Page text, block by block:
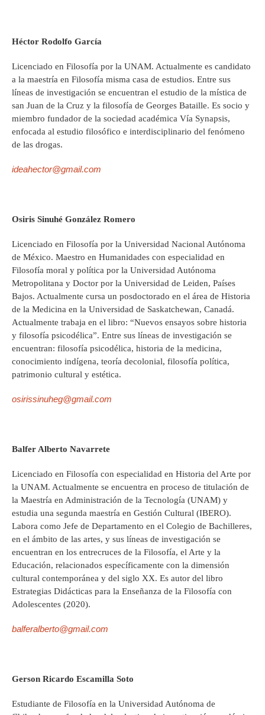
Héctor Rodolfo García
Licenciado en Filosofía por la UNAM. Actualmente es candidato
a la maestría en Filosofía misma casa de estudios. Entre sus
líneas de investigación se encuentran el estudio de la mística de
san Juan de la Cruz y la filosofía de Georges Bataille. Es socio y
miembro fundador de la sociedad académica Vía Synapsis,
enfocada al estudio filosófico e interdisciplinario del fenómeno
de las drogas.
ideahector@gmail.com
Osiris Sinuhé González Romero
Licenciado en Filosofía por la Universidad Nacional Autónoma
de México. Maestro en Humanidades con especialidad en
Filosofía moral y política por la Universidad Autónoma
Metropolitana y Doctor por la Universidad de Leiden, Países
Bajos. Actualmente cursa un posdoctorado en el área de Historia
de la Medicina en la Universidad de Saskatchewan, Canadá.
Actualmente trabaja en el libro: “Nuevos ensayos sobre historia
y filosofía psicodélica”. Entre sus líneas de investigación se
encuentran: filosofía psicodélica, historia de la medicina,
conocimiento indígena, teoría decolonial, filosofía política,
patrimonio cultural y estética.
osirissinuheg@gmail.com
Balfer Alberto Navarrete
Licenciado en Filosofía con especialidad en Historia del Arte por
la UNAM. Actualmente se encuentra en proceso de titulación de
la Maestría en Administración de la Tecnología (UNAM) y
estudia una segunda maestría en Gestión Cultural (IBERO).
Labora como Jefe de Departamento en el Colegio de Bachilleres,
en el ámbito de las artes, y sus líneas de investigación se
encuentran en los entrecruces de la Filosofía, el Arte y la
Educación, relacionados específicamente con la dimensión
cultural contemporánea y del siglo XX. Es autor del libro
Estrategias Didácticas para la Enseñanza de la Filosofía con
Adolescentes (2020).
balferalberto@gmail.com
Gerson Ricardo Escamilla Soto
Estudiante de Filosofía en la Universidad Autónoma de